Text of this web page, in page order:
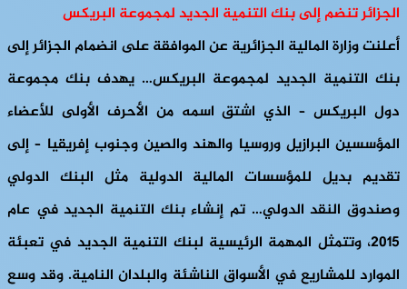
الجزائر تنضم إلى بنك التنمية الجديد لمجموعة البريكس
أعلنت وزارة المالية الجزائرية عن الموافقة على انضمام الجزائر إلى
بنك التنمية الجديد لمجموعة البريكس… يهدف بنك مجموعة
دول البريكس – الذي اشتق اسمه من الأحرف الأولى للأعضاء
المؤسسين البرازيل وروسيا والهند والصين وجنوب إفريقيا – إلى
تقديم بديل للمؤسسات المالية الدولية مثل البنك الدولي
وصندوق النقد الدولي… تم إنشاء بنك التنمية الجديد في عام
2015، وتتمثل المهمة الرئيسية لبنك التنمية الجديد في تعبئة
الموارد للمشاريع في الأسواق الناشئة والبلدان النامية. وقد وسع